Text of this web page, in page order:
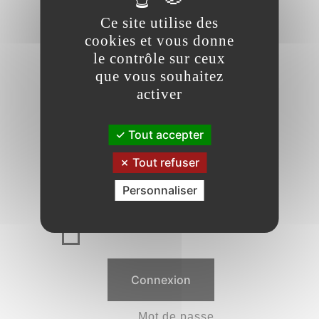
Connexion pour les
utilisateurs
enregistrés
Identifiant ou e-mail
Mot de passe
Mot de passe
Ce site utilise des
cookies et vous donne
le contrôle sur ceux
que vous souhaitez
activer
Tout accepter
Tout refuser
Personnaliser